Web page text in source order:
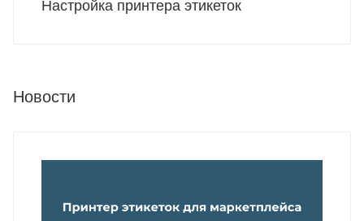
Настройка принтера этикеток
Новости